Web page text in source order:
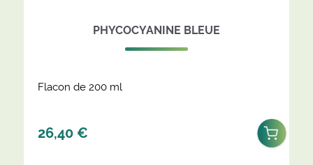
PHYCOCYANINE BLEUE
Flacon de 200 ml
26,40 €